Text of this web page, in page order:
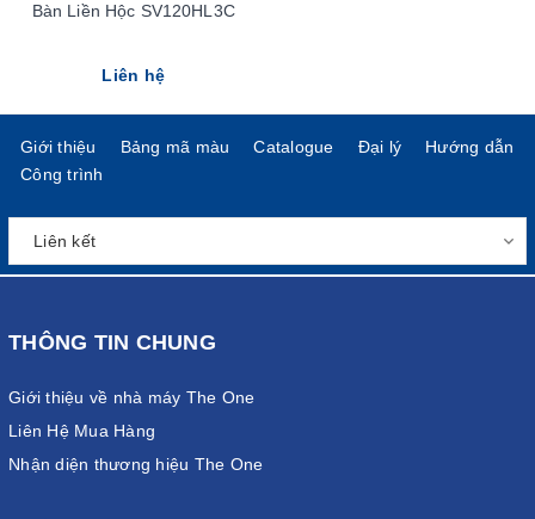
Bàn Liền Hộc SV120HL3C
Liên hệ
Giới thiệu Bảng mã màu Catalogue Đại lý
Hướng dẫn
Công trình
THÔNG TIN CHUNG
Giới thiệu về nhà máy The One
Liên Hệ Mua Hàng
Nhận diện thương hiệu The One